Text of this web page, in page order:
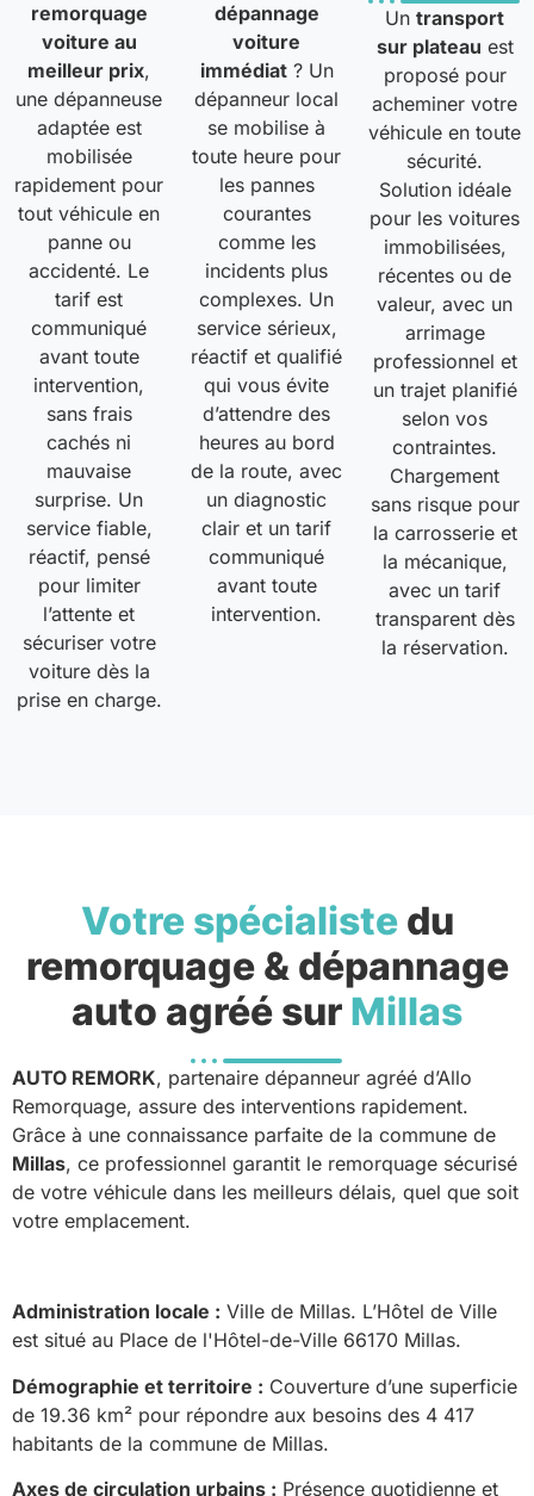
remorquage
voiture au
meilleur prix,
une dépanneuse
adaptée est
mobilisée
rapidement pour
tout véhicule en
panne ou
accidenté. Le
tarif est
communiqué
avant toute
intervention,
sans frais
cachés ni
mauvaise
surprise. Un
service fiable,
réactif, pensé
pour limiter
l’attente et
sécuriser votre
voiture dès la
prise en charge.
dépannage
voiture
immédiat? Un
dépanneur local
se mobilise à
toute heure pour
les pannes
courantes
comme les
incidents plus
complexes. Un
service sérieux,
réactif et qualifié
qui vous évite
d’attendre des
heures au bord
de la route, avec
un diagnostic
clair et un tarif
communiqué
avant toute
intervention.
Untransport
sur plateau est
proposé pour
acheminer votre
véhicule en toute
sécurité.
Solution idéale
pour les voitures
immobilisées,
récentes ou de
valeur, avec un
arrimage
professionnel et
un trajet planifié
selon vos
contraintes.
Chargement
sans risque pour
la carrosserie et
la mécanique,
avec un tarif
transparent dès
la réservation.
Votre spécialistedu
remorquage & dépannage
auto agréé sur Millas
AUTO REMORK, partenaire dépanneur agréé d’Allo
Remorquage, assure des interventions rapidement.
Grâce à une connaissance parfaite de la commune de
Millas, ce professionnel garantit le remorquage sécurisé
de votre véhicule dans les meilleurs délais, quel que soit
votre emplacement.
Administration locale : Ville de Millas. L’Hôtel de Ville
est situé au Place de l'Hôtel-de-Ville 66170 Millas.
Démographie et territoire : Couverture d’une superficie
de 19.36 km² pour répondre aux besoins des 4 417
habitants de la commune de Millas.
Axes de circulation urbains : Présence quotidienne et